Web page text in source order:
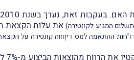
המגיע לקונטירה)את עלות הקצאת
ואילו בדו"חות ההתאמה למס דיוְוחה קונטירה על